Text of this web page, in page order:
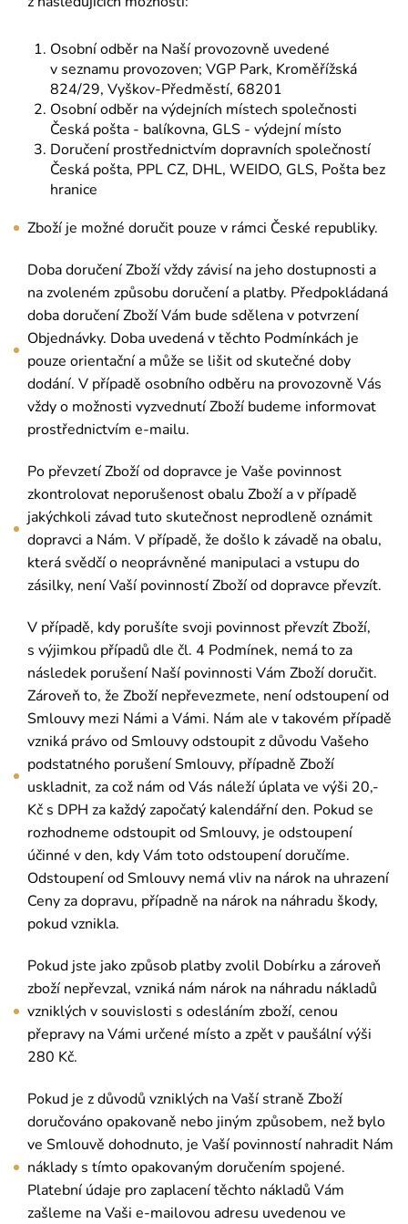
Osobní odběr na Naší provozovně uvedené
v seznamu provozoven; VGP Park, Kroměřížská
824/29, Vyškov-Předměstí, 68201
Osobní odběr na výdejních místech společnosti
Česká pošta - balíkovna, GLS - výdejní místo
Doručení prostřednictvím dopravních společností
Česká pošta, PPL CZ, DHL, WEIDO, GLS, Pošta bez
hranice
Zboží je možné doručit pouze v rámci České republiky.
Doba doručení Zboží vždy závisí na jeho dostupnosti a
na zvoleném způsobu doručení a platby. Předpokládaná
doba doručení Zboží Vám bude sdělena v potvrzení
Objednávky. Doba uvedená v těchto Podmínkách je
pouze orientační a může se lišit od skutečné doby
dodání. V případě osobního odběru na provozovně Vás
vždy o možnosti vyzvednutí Zboží budeme informovat
prostřednictvím e-mailu.
Po převzetí Zboží od dopravce je Vaše povinnost
zkontrolovat neporušenost obalu Zboží a v případě
jakýchkoli závad tuto skutečnost neprodleně oznámit
dopravci a Nám. V případě, že došlo k závadě na obalu,
která svědčí o neoprávněné manipulaci a vstupu do
zásilky, není Vaší povinností Zboží od dopravce převzít.
V případě, kdy porušíte svoji povinnost převzít Zboží,
s výjimkou případů dle čl. 4 Podmínek, nemá to za
následek porušení Naší povinnosti Vám Zboží doručit.
Zároveň to, že Zboží nepřevezmete, není odstoupení od
Smlouvy mezi Námi a Vámi. Nám ale v takovém případě
vzniká právo od Smlouvy odstoupit z důvodu Vašeho
podstatného porušení Smlouvy, případně Zboží
uskladnit, za což nám od Vás náleží úplata ve výši 20,-
Kč s DPH za každý započatý kalendářní den. Pokud se
rozhodneme odstoupit od Smlouvy, je odstoupení
účinné v den, kdy Vám toto odstoupení doručíme.
Odstoupení od Smlouvy nemá vliv na nárok na uhrazení
Ceny za dopravu, případně na nárok na náhradu škody,
pokud vznikla.
Pokud jste jako způsob platby zvolil Dobírku a zároveň
zboží nepřevzal, vzniká nám nárok na náhradu nákladů
vzniklých v souvislosti s odesláním zboží, cenou
přepravy na Vámi určené místo a zpět v paušální výši
280 Kč.
Pokud je z důvodů vzniklých na Vaší straně Zboží
doručováno opakovaně nebo jiným způsobem, než bylo
ve Smlouvě dohodnuto, je Vaší povinností nahradit Nám
náklady s tímto opakovaným doručením spojené.
Platební údaje pro zaplacení těchto nákladů Vám
zašleme na Vaši e-mailovou adresu uvedenou ve